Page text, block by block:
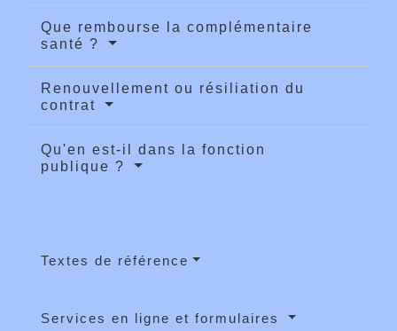
Que rembourse la complémentaire
santé ?
Renouvellement ou résiliation du
contrat
Qu'en est-il dans la fonction
publique ?
Textes de référence
Services en ligne et formulaires